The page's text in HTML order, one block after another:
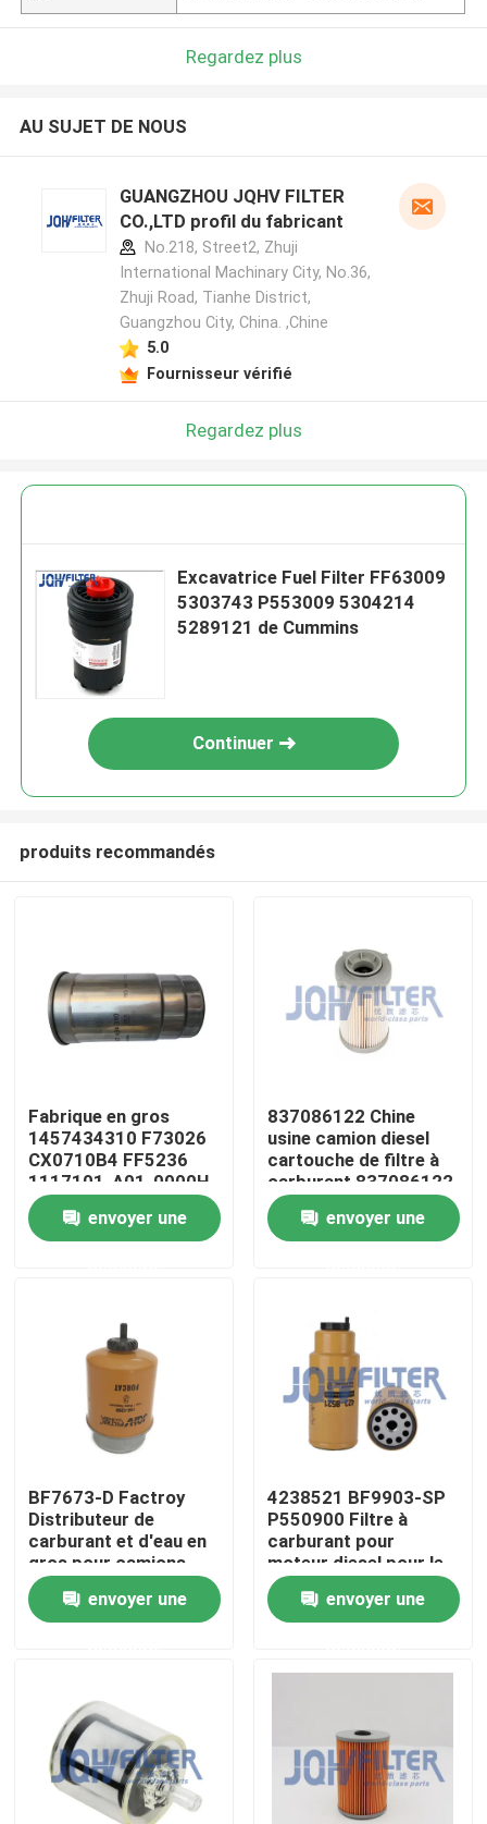
À la maison
À propos de nous
Contrôle de la qualité
Nous contacter
Demandez un devis
Excavatrice Air Filter
Regardez plus
AU SUJET DE NOUS
GUANGZHOU JQHV FILTER
CO.,LTD profil du fabricant
No.218, Street2, Zhuji
International Machinary City, No.36,
Zhuji Road, Tianhe District,
Guangzhou City, China. ,Chine
5.0
Fournisseur vérifié
Regardez plus
Excavatrice Fuel Filter FF63009
5303743 P553009 5304214
5289121 de Cummins
Continuer
produits recommandés
Fabrique en gros
1457434310 F73026
CX0710B4 FF5236
1117101-A01-0000H
C00068668 Filtre à
carburant diesel pour
moteur
envoyer une
837086122 Chine
usine camion diesel
cartouche de filtre à
carburant 837086122
389-5819 PF46049
363-5819envoyer une
BF7673-D Factroy
Distributeur de
carburant et d'eau en
gros pour camions
lourds RE50455
RE58367 156-1200
RE62418 P550351
envoyer une
4238521 BF9903-SP
P550900 Filtre à
carburant pour
moteur diesel pour le
CAT
envoyer une